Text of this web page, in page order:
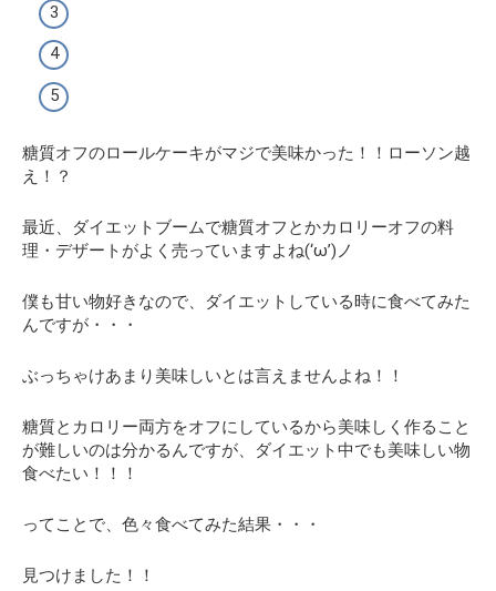
糖質オフのロールケーキがマジで美味かった！！ローソン越
え！？
最近、ダイエットブームで糖質オフとかカロリーオフの料
理・デザートがよく売っていますよね(‘ω’)ノ
僕も甘い物好きなので、ダイエットしている時に食べてみた
んですが・・・
ぶっちゃけあまり美味しいとは言えませんよね！！
糖質とカロリー両方をオフにしているから美味しく作ること
が難しいのは分かるんですが、
ダイエット中でも美味しい物
食べたい！！！
ってことで、色々食べてみた結果・・・
見つけました！！